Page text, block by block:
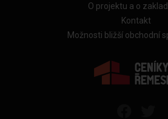
O projektu a o
Kontakt
Možnosti bližší obchodní